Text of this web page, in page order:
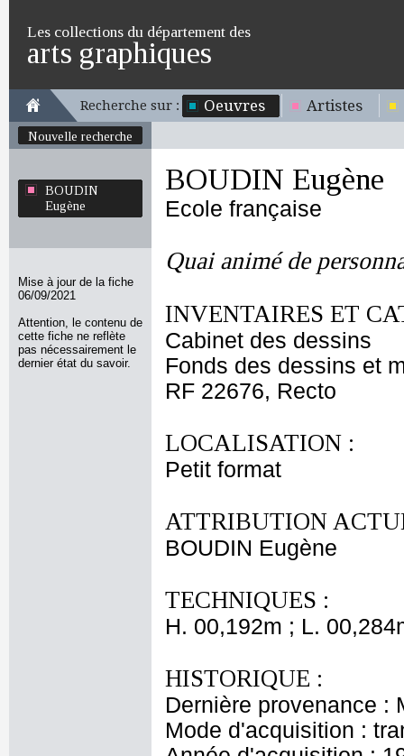
Les collections du département des
arts graphiques
Recherche sur : Oeuvres Artistes
Nouvelle recherche
BOUDIN
Eugène
Mise à jour de la fiche
06/09/2021
Attention, le contenu de
cette fiche ne reflète
pas nécessairement le
dernier état du savoir.
BOUDIN Eugène
Ecole française
Quai animé de
INVENTAIRES ET
Cabinet des dessins
Fonds des dessins et
RF 22676, Recto
LOCALISATION :
Petit format
ATTRIBUTION
BOUDIN Eugène
TECHNIQUES :
H. 00,192m ; L.
HISTORIQUE :
Dernière provenance :
Mode d'acquisition :